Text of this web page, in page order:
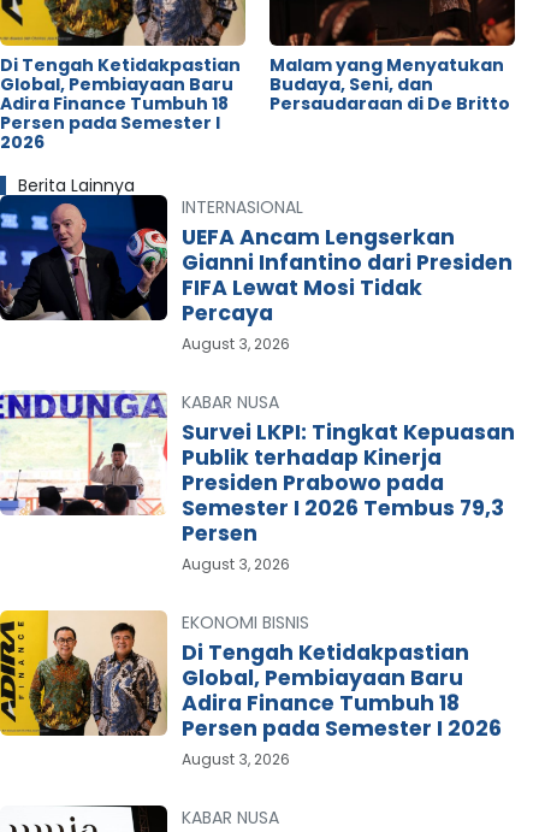
Di Tengah Ketidakpastian
Global, Pembiayaan Baru
Adira Finance Tumbuh 18
Persen pada Semester I
2026
Malam yang Menyatukan
Budaya, Seni, dan
Persaudaraan di De Britto
Berita Lainnya
INTERNASIONAL
UEFA Ancam Lengserkan
Gianni Infantino dari Presiden
FIFA Lewat Mosi Tidak
Percaya
August 3, 2026
KABAR NUSA
Survei LKPI: Tingkat Kepuasan
Publik terhadap Kinerja
Presiden Prabowo pada
Semester I 2026 Tembus 79,3
Persen
August 3, 2026
EKONOMI BISNIS
Di Tengah Ketidakpastian
Global, Pembiayaan Baru
Adira Finance Tumbuh 18
Persen pada Semester I 2026
August 3, 2026
KABAR NUSA